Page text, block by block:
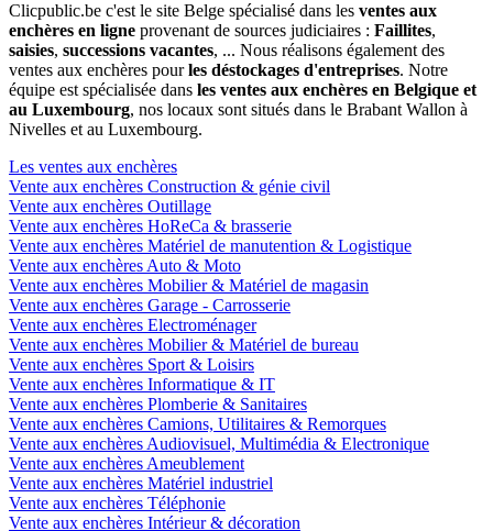
Clicpublic.be c'est le site Belge spécialisé dans les ventes aux
enchères en ligne provenant de sources judiciaires : Faillites,
saisies, successions vacantes, ... Nous réalisons également des
ventes aux enchères pourles déstockages d'entreprises. Notre
équipe est spécialisée dans les ventes aux enchères en Belgique et
au Luxembourg, nos locaux sont situés dans le Brabant Wallon à
Nivelles et au Luxembourg.
Les ventes aux enchères
Vente aux enchères Construction & génie civil
Vente aux enchères Outillage
Vente aux enchères HoReCa & brasserie
Vente aux enchères Matériel de manutention & Logistique
Vente aux enchères Auto & Moto
Vente aux enchères Mobilier & Matériel de magasin
Vente aux enchères Garage - Carrosserie
Vente aux enchères Electroménager
Vente aux enchères Mobilier & Matériel de bureau
Vente aux enchères Sport & Loisirs
Vente aux enchères Informatique & IT
Vente aux enchères Plomberie & Sanitaires
Vente aux enchères Camions, Utilitaires & Remorques
Vente aux enchères Audiovisuel, Multimédia & Electronique
Vente aux enchères Ameublement
Vente aux enchères Matériel industriel
Vente aux enchères Téléphonie
Vente aux enchères Intérieur & décoration